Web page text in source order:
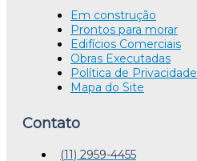
Em construção
Prontos para morar
Edifícios Comerciais
Obras Executadas
Política de Privacidade
Mapa do Site
Contato
(11) 2959-4455